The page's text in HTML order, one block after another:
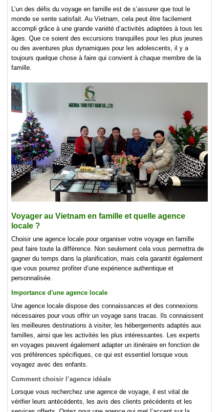
L’un des défis du voyage en famille est de s’assurer que tout le
monde se sente satisfait. Au Vietnam, cela peut être facilement
accompli grâce à une grande variété d’activités adaptées à tous les
âges. Que ce soient des excursions tranquilles pour les plus jeunes
ou des aventures plus dynamiques pour les adolescents, il y a
toujours quelque chose à faire qui convient à chaque membre de la
famille.
Voyager au Vietnam en famille et quelle agence
locale ?
Choisir une agence locale pour organiser votre voyage en famille
peut faire toute la différence. Non seulement cela vous permettra de
gagner du temps dans la planification, mais cela garantit également
que vous pourrez profiter d’une expérience authentique et
personnalisée.
Importance d'une agence locale
Une agence locale dispose des connaissances et des connexions
nécessaires pour vous offrir un voyage sans tracas. Ils connaissent
les meilleures destinations à visiter, les hébergements adaptés aux
familles, ainsi que les activités les plus intéressantes. Les experts
en voyages peuvent également adapter un itinéraire en fonction de
vos préférences spécifiques, ce qui est essentiel lorsque vous
voyagez avec des enfants.
Comment choisir l’agence idéale
Lorsque vous recherchez une agence de voyage, il est vital de
vérifier leurs antécédents, les avis des clients précédents et les